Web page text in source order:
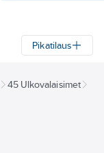
Pikatilaus
45 Ulkovalaisimet